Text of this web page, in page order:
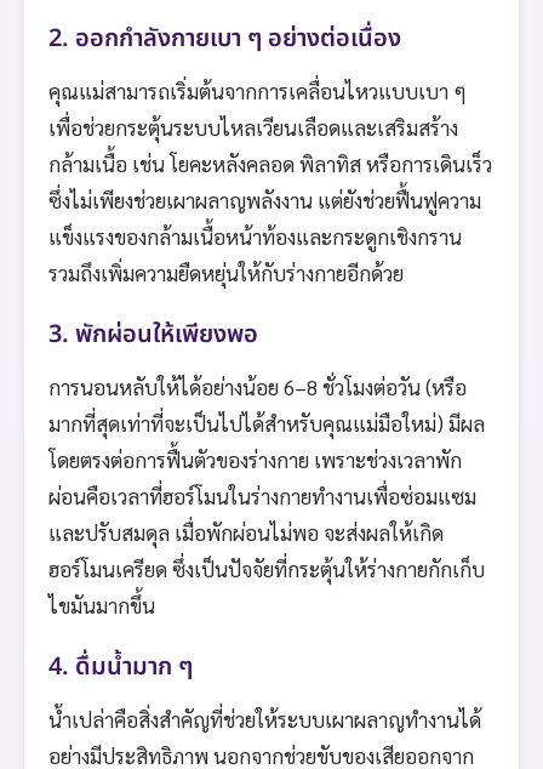
2. ออกกำลังกายเบา ๆ อย่างต่อเนื่อง
คุณแม่สามารถเริ่มต้นจากการเคลื่อนไหวแบบเบา ๆ
เพื่อช่วยกระตุ้นระบบไหลเวียนเลือดและเสริมสร้าง
กล้ามเนื้อ เช่น โยคะหลังคลอด พิลาทิส หรือการเดินเร็ว
ซึ่งไม่เพียงช่วยเผาผลาญพลังงาน แต่ยังช่วยฟื้นฟูความ
แข็งแรงของกล้ามเนื้อหน้าท้องและกระดูกเชิงกราน
รวมถึงเพิ่มความยืดหยุ่นให้กับร่างกายอีกด้วย
3. พักผ่อนให้เพียงพอ
การนอนหลับให้ได้อย่างน้อย 6–8 ชั่วโมงต่อวัน (หรือ
มากที่สุดเท่าที่จะเป็นไปได้สำหรับคุณแม่มือใหม่) มีผล
โดยตรงต่อการฟื้นตัวของร่างกาย เพราะช่วงเวลาพัก
ผ่อนคือเวลาที่ฮอร์โมนในร่างกายทำงานเพื่อซ่อมแซม
และปรับสมดุล เมื่อพักผ่อนไม่พอ จะส่งผลให้เกิด
ฮอร์โมนเครียด ซึ่งเป็นปัจจัยที่กระตุ้นให้ร่างกายกักเก็บ
ไขมันมากขึ้น
4. ดื่มน้ำมาก ๆ
น้ำเปล่าคือสิ่งสำคัญที่ช่วยให้ระบบเผาผลาญทำงานได้
อย่างมีประสิทธิภาพ นอกจากช่วยขับของเสียออกจาก